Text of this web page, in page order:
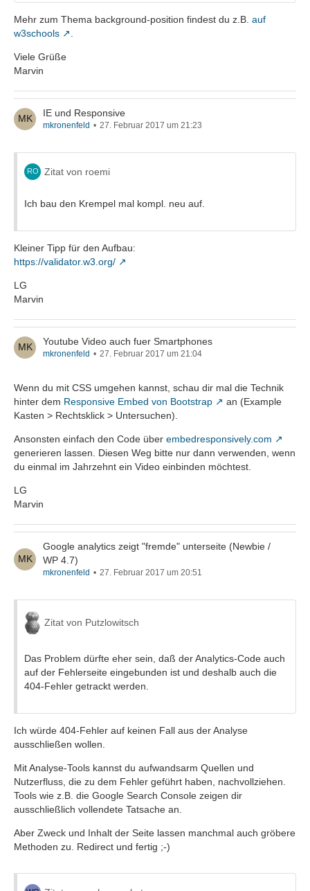
Mehr zum Thema background-position findest du z.B. auf
w3schools
Viele Grüße
Marvin
IE und Responsive
mkronenfeld 27. Februar 2017 um 21:23
Zitat von roemi
Ich bau den Krempel mal kompl. neu auf.
Kleiner Tipp für den Aufbau:
https://validator.w3.org/
LG
Marvin
Youtube Video auch fuer Smartphones
mkronenfeld 27. Februar 2017 um 21:04
Wenn du mit CSS umgehen kannst, schau dir mal die Technik
hinter dem Responsive Embed von Bootstrap
an (Example
Kasten > Rechtsklick > Untersuchen).
Ansonsten einfach den Code über embedresponsively.com
generieren lassen. Diesen Weg bitte nur dann verwenden, wenn
du einmal im Jahrzehnt ein Video einbinden möchtest.
LG
Marvin
Google analytics zeigt "fremde" unterseite (Newbie /
WP 4.7)
mkronenfeld 27. Februar 2017 um 20:51
Zitat von Putzlowitsch
Das Problem dürfte eher sein, daß der Analytics-Code auch
auf der Fehlerseite eingebunden ist und deshalb auch die
404-Fehler getrackt werden.
Ich würde 404-Fehler auf keinen Fall aus der Analyse
ausschließen wollen.
Mit Analyse-Tools kannst du aufwandsarm Quellen und
Nutzerfluss, die zu dem Fehler geführt haben, nachvollziehen.
Tools wie z.B. die Google Search Console zeigen dir
ausschließlich vollendete Tatsache an.
Aber Zweck und Inhalt der Seite lassen manchmal auch gröbere
Methoden zu. Redirect und fertig ;-)